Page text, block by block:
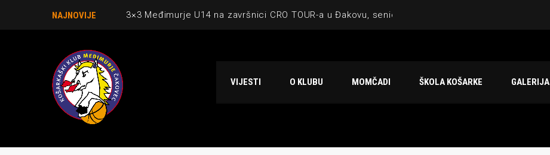
NAJNOVIJE 3×3 Međimurje U14 na završnici CRO TOUR-a u Đakovu, seniorska ekipa 3×3 osvojila Krbulju
Međimurje u revijalnoj utakmici ugostilo atraktivnu NCAA ekipu OBU Bison
VIJESTI O KLUBU MOMČADI ŠKOLA KOŠARKE GALERIJA